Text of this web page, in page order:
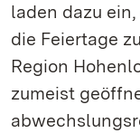
laden dazu
die Feiertage
Region
zumeist